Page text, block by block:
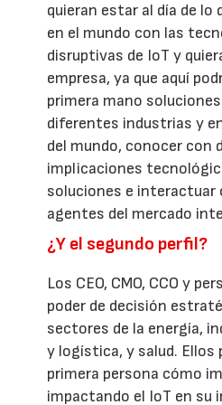
quieran estar al día de lo
en el mundo con las
disruptivas de IoT y
empresa, ya que aquí
primera mano
diferentes industrias y
del mundo, conocer con
implicaciones
soluciones e interactuar
agentes del mercado
¿Y el segundo perfil?
Los CEO, CMO, CCO y
poder de decisión
sectores de la energía,
y logística, y salud. Ellos
primera persona cómo
impactando el IoT en su